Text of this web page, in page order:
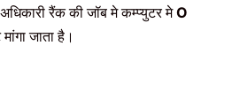
रैंक की जॉब मे कम्प्युटर मेO
जाता है।